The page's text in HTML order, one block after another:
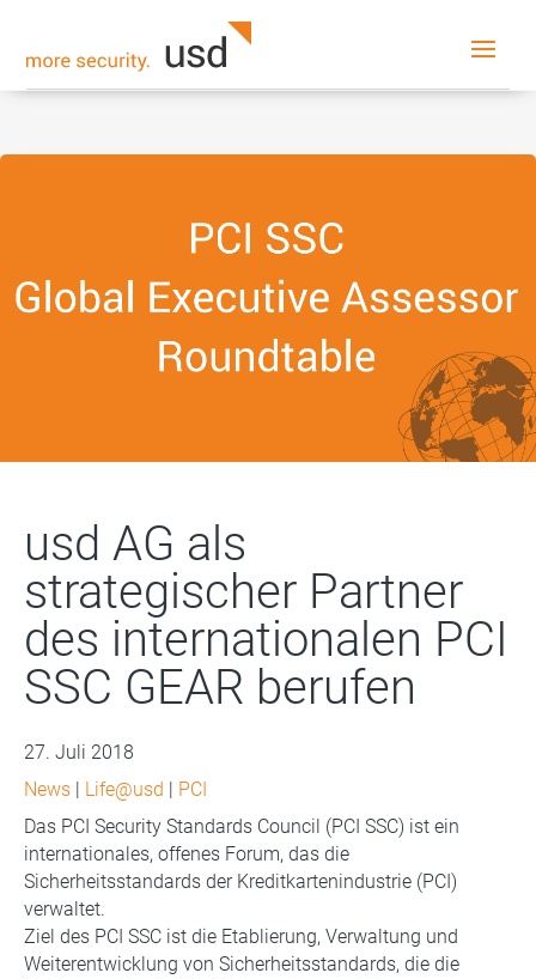
usd AG als
strategischer Partner
des internationalen PCI
SSC GEAR berufen
27. Juli 2018
News
Life@usd
PCI
Das PCI Security Standards Council (PCI SSC) ist ein
internationales, offenes Forum, das die
Sicherheitsstandards der Kreditkartenindustrie (PCI)
verwaltet.
Ziel des PCI SSC ist die Etablierung, Verwaltung und
Weiterentwicklung von Sicherheitsstandards, die die